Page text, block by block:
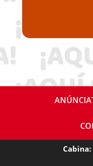
Cabina: